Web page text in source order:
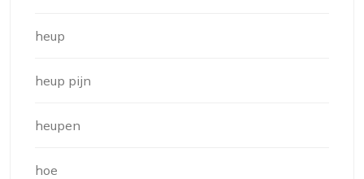
heup
heup pijn
heupen
hoe